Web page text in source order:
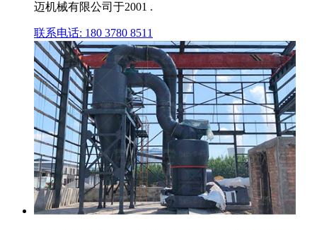
迈机械有限公司于2001 .
联系电话: 180 3780 8511